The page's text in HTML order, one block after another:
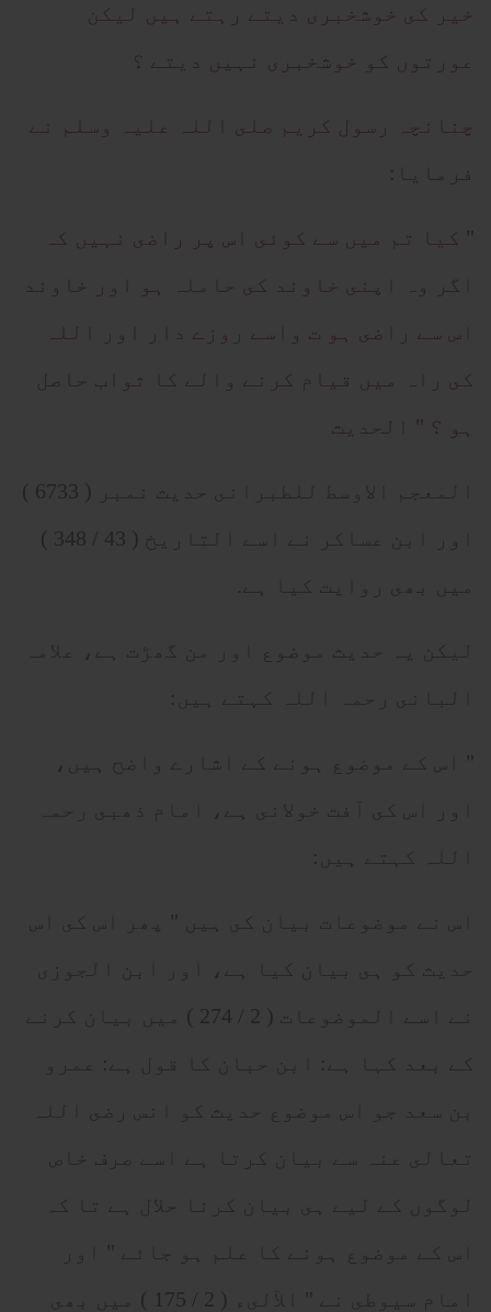
خير كى خوشخبرى ديتے رہتے ہيں ليكن
عورتوں كو خوشخبرى نہيں ديتے ؟
چنانچہ رسول كريم صلى اللہ عليہ وسلم نے
فرمايا:
" كيا تم ميں سے كوئى اس پر راضى نہيں كہ
اگر وہ اپنى خاوند كى حاملہ ہو اور خاوند
اس سے راضى ہو ت واسے روزے دار اور اللہ
كى راہ ميں قيام كرنے والے كا ثواب حاصل
ہو ؟ " الحديث
المعجم الاوسط للطبرانى حديث نمبر ( 6733 )
اور ابن عساكر نے اسے التاريخ ( 43 / 348 )
ميں بھى روايت كيا ہے.
ليكن يہ حديث موضوع اور من گھڑت ہے، علامہ
البانى رحمہ اللہ كہتے ہيں:
" اس كے موضوع ہونے كے اشارے واضح ہيں،
اور اس كى آفت خولانى ہے، امام ذھبى رحمہ
اللہ كہتے ہيں:
اس نے موضوعات بيان كى ہيں " پھر اس كى اس
حديث كو ہى بيان كيا ہے، اور ابن الجوزى
نے اسے الموضوعات ( 2 / 274 ) ميں بيان كرنے
كے بعد كہا ہے: ابن حبان كا قول ہے: عمرو
بن سعد جو اس موضوع حديث كو انس رضى اللہ
تعالى عنہ سے بيان كرتا ہے اسے صرف خاص
لوگوں كے ليے ہى بيان كرنا حلال ہے تا كہ
اس كے موضوع ہونے كا علم ہو جائے " اور
امام سيوطى نے " الآلىء ( 2 / 175 ) ميں بھى